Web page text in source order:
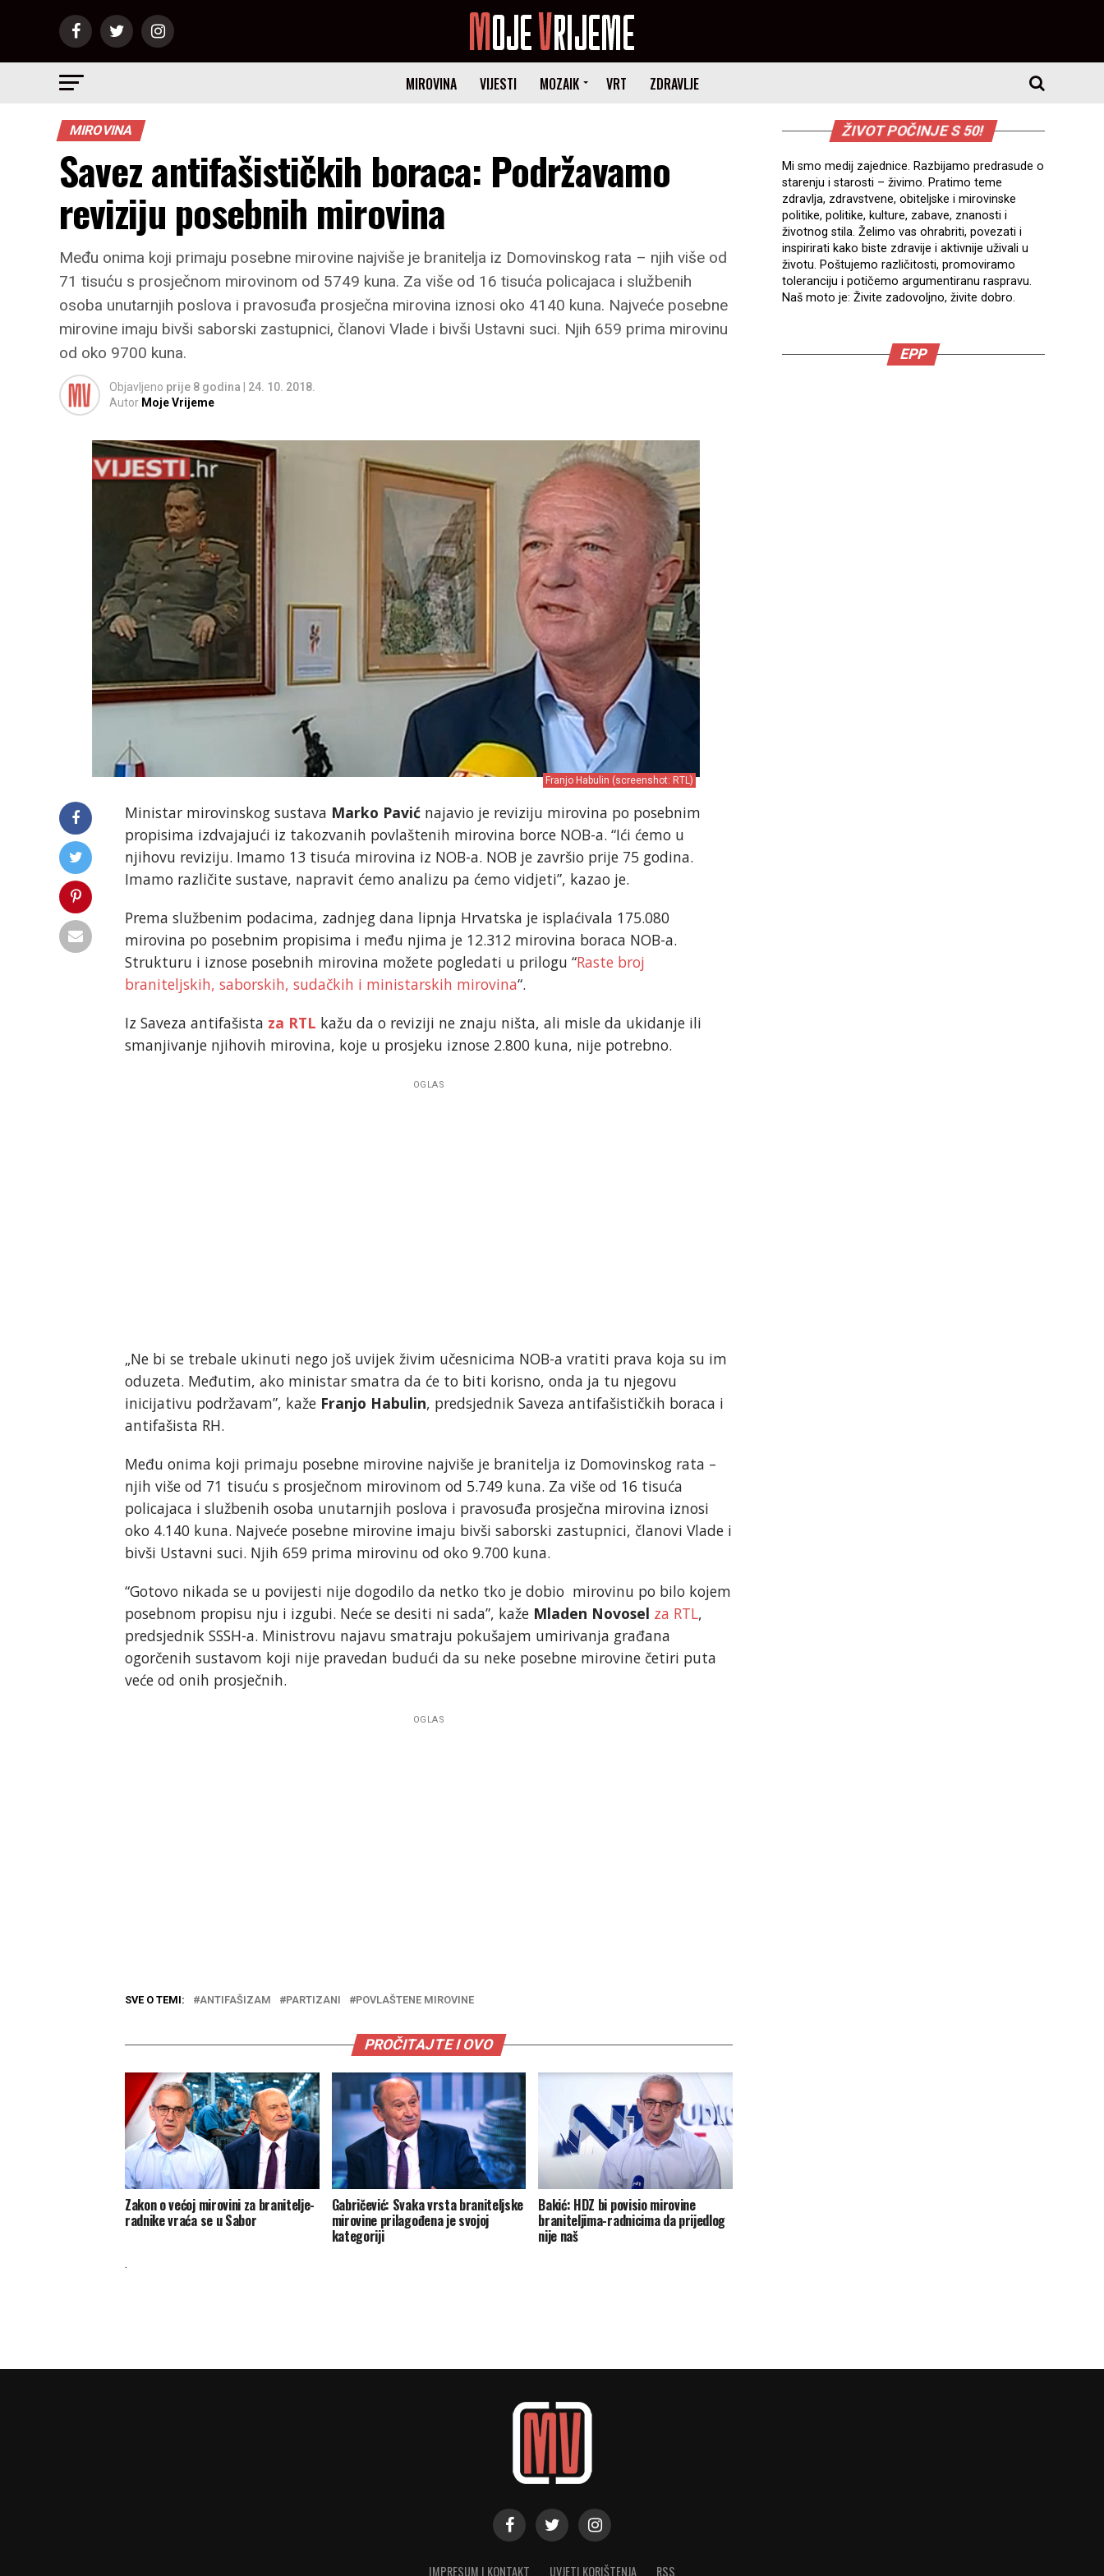
MIROVINA VIJESTI MOZAIK VRT ZDRAVLJE
MIROVINA
Savez antifašističkih boraca: Podržavamo
reviziju posebnih mirovina
Među onima koji primaju posebne mirovine najviše je branitelja iz Domovinskog rata – njih više od
71 tisuću s prosječnom mirovinom od 5749 kuna. Za više od 16 tisuća policajaca i službenih
osoba unutarnjih poslova i pravosuđa prosječna mirovina iznosi oko 4140 kuna. Najveće posebne
mirovine imaju bivši saborski zastupnici, članovi Vlade i bivši Ustavni suci. Njih 659 prima mirovinu
od oko 9700 kuna.
Objavljeno prije 8 godina
24. 10. 2018.
Autor Moje Vrijeme
Franjo Habulin (screenshot: RTL)
Ministar mirovinskog sustava Marko Pavić najavio je reviziju mirovina po posebnim
propisima izdvajajući iz takozvanih povlaštenih mirovina borce NOB-a. “Ići ćemo u
njihovu reviziju. Imamo 13 tisuća mirovina iz NOB-a. NOB je završio prije 75 godina.
Imamo različite sustave, napravit ćemo analizu pa ćemo vidjeti”, kazao je.
Prema službenim podacima, zadnjeg dana lipnja Hrvatska je isplaćivala 175.080
mirovina po posebnim propisima i među njima je 12.312 mirovina boraca NOB-a.
Strukturu i iznose posebnih mirovina možete pogledati u prilogu “Raste broj
braniteljskih, saborskih, sudačkih i ministarskih mirovina“.
Iz Saveza antifašista za RTL kažu da o reviziji ne znaju ništa, ali misle da ukidanje ili
smanjivanje njihovih mirovina, koje u prosjeku iznose 2.800 kuna, nije potrebno.
OGLAS
„Ne bi se trebale ukinuti nego još uvijek živim učesnicima NOB-a vratiti prava koja su im
oduzeta. Međutim, ako ministar smatra da će to biti korisno, onda ja tu njegovu
inicijativu podržavam”, kaže Franjo Habulin, predsjednik Saveza antifašističkih boraca i
antifašista RH.
Među onima koji primaju posebne mirovine najviše je branitelja iz Domovinskog rata –
njih više od 71 tisuću s prosječnom mirovinom od 5.749 kuna. Za više od 16 tisuća
policajaca i službenih osoba unutarnjih poslova i pravosuđa prosječna mirovina iznosi
oko 4.140 kuna. Najveće posebne mirovine imaju bivši saborski zastupnici, članovi Vlade i
bivši Ustavni suci. Njih 659 prima mirovinu od oko 9.700 kuna.
“Gotovo nikada se u povijesti nije dogodilo da netko tko je dobio mirovinu po bilo kojem
posebnom propisu nju i izgubi. Neće se desiti ni sada”, kaže Mladen Novosel za RTL,
predsjednik SSSH-a. Ministrovu najavu smatraju pokušajem umirivanja građana
ogorčenih sustavom koji nije pravedan budući da su neke posebne mirovine četiri puta
veće od onih prosječnih.
OGLAS
SVE O TEMI: ANTIFAŠIZAM PARTIZANI POVLAŠTENE MIROVINE
PROČITAJTE I OVO
Zakon o većoj mirovini za branitelje-
radnike vraća se u Sabor
Gabričević: Svaka vrsta braniteljske
mirovine prilagođena je svojoj
kategoriji
Bakić: HDZ bi povisio mirovine
braniteljima-radnicima da prijedlog
nije naš
.
ŽIVOT POČINJE S 50!
Mi smo medij zajednice. Razbijamo predrasude o
starenju i starosti – živimo. Pratimo teme
zdravlja, zdravstvene, obiteljske i mirovinske
politike, politike, kulture, zabave, znanosti i
životnog stila. Želimo vas ohrabriti, povezati i
inspirirati kako biste zdravije i aktivnije uživali u
životu. Poštujemo različitosti, promoviramo
toleranciju i potičemo argumentiranu raspravu.
Naš moto je: Živite zadovoljno, živite dobro.
EPP
IMPRESUM I KONTAKT UVJETI KORIŠTENJA RSS